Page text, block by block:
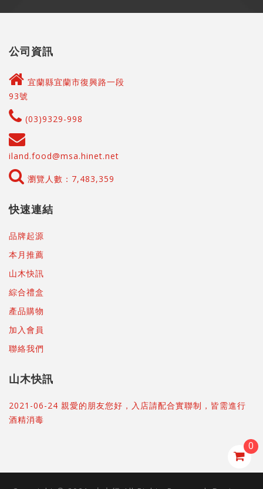
0
公司資訊
宜蘭縣宜蘭市復興路一段
93號
(03)9329-998
iland.food@msa.hinet.net
瀏覽人數：7,483,359
快速連結
品牌起源
本月推薦
山木快訊
綜合禮盒
產品購物
加入會員
聯絡我們
山木快訊
2021-06-24 親愛的朋友您好，入店請配合實聯制，皆需進行
酒精消毒